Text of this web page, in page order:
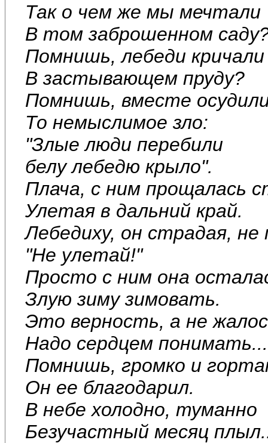
Так о чем же мы мечтали
В том заброшенном
Помнишь, лебеди кричали
В застывающем пруду?
Помнишь, вместе
То немыслимое зло:
"Злые люди перебили
белу лебедю крыло".
Плача, с ним прощалась
Улетая в дальний край.
Лебедиху, он страдая, не
"Не улетай!"
Просто с ним она
Злую зиму зимовать.
Это верность, а не
Надо сердцем понимать...
Помнишь, громко и
Он ее благодарил.
В небе холодно, туманно
Безучастный месяц